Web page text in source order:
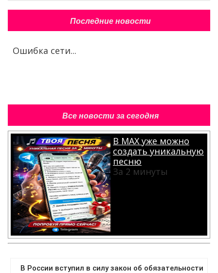
Последние новости
Ошибка сети...
Все новости за сегодня
В MAX уже можно
создать уникальную
песню
За 2 минуты